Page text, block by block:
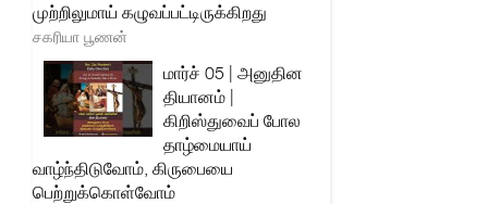
முற்றிலுமாய் கழுவப்பட்டிருக்கிறது
சகரியா பூணன்
மார்ச் 05 | அனுதின
தியானம் |
கிறிஸ்துவைப் போல
தாழ்மையாய்
வாழ்ந்திடுவோம், கிருபையை
பெற்றுக்கொள்வோம்